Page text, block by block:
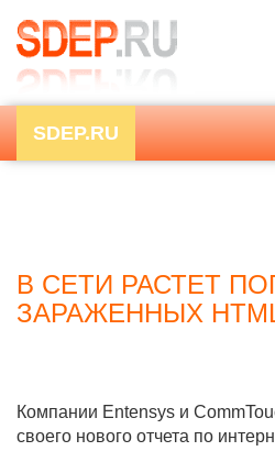
SDEP.RU
В СЕТИ РАСТЕТ
ЗАРАЖЕННЫХ
Компании Entensys и
своего нового отчета по